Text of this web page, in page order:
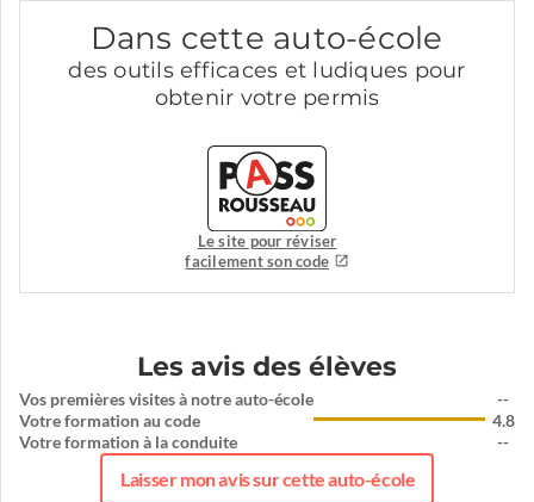
Dans cette auto-école
des outils efficaces et ludiques pour
obtenir votre permis
Le site pour réviser
facilement son code
Les avis des élèves
Vos premières visites à notre auto-école
Votre formation au code
Votre formation à la conduite
--
4.8
--
Laisser mon avis sur cette auto-école